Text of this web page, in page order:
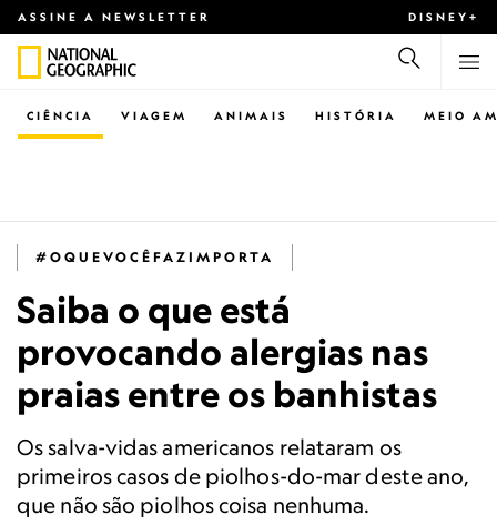
ASSINE A NEWSLETTER DISNEY+
CIÊNCIA VIAGEM ANIMAIS HISTÓRIA MEIO
#OQUEVOCÊFAZIMPORTA
Saiba o que está
provocando alergias nas
praias entre os banhistas
Os salva-vidas americanos relataram os
primeiros casos de piolhos-do-mar deste ano,
que não são piolhos coisa nenhuma.